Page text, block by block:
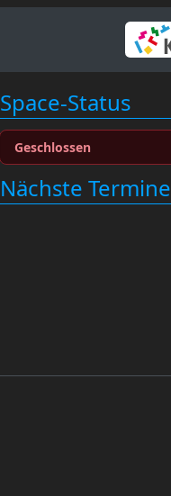
Space-Status
Geschlossen
Nächste Termine